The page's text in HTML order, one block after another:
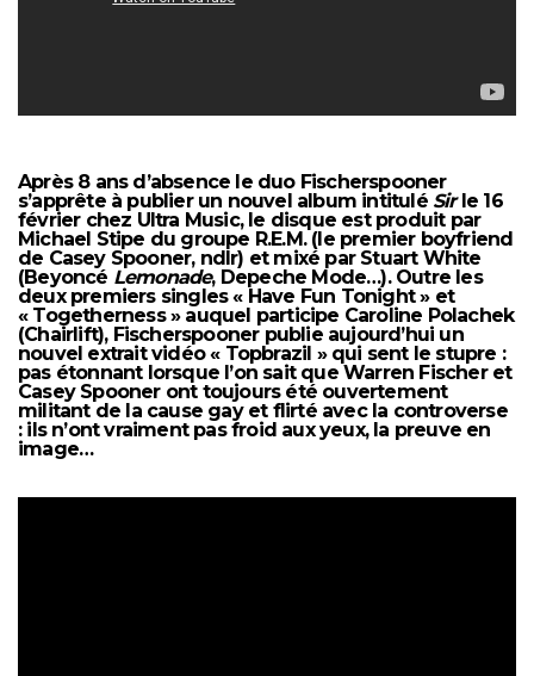
Après 8 ans d’absence le duo Fischerspooner
s’apprête à publier un nouvel album intitulé Sirle 16
février chez Ultra Music, le disque est produit par
Michael Stipe du groupe R.E.M. (le premier boyfriend
de Casey Spooner, ndlr) et mixé par Stuart White
(Beyoncé Lemonade, Depeche Mode…). Outre les
deux premiers singles « Have Fun Tonight » et
« Togetherness » auquel participe Caroline Polachek
(Chairlift), Fischerspooner publie aujourd’hui un
nouvel extrait vidéo « Topbrazil » qui sent le stupre :
pas étonnant lorsque l’on sait que Warren Fischer et
Casey Spooner ont toujours été ouvertement
militant de la cause gay et flirté avec la controverse
: ils n’ont vraiment pas froid aux yeux, la preuve en
image…